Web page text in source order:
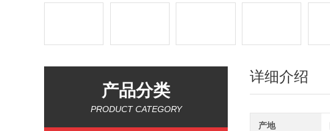
产品分类
PRODUCT CATEGORY
详细介绍
产地